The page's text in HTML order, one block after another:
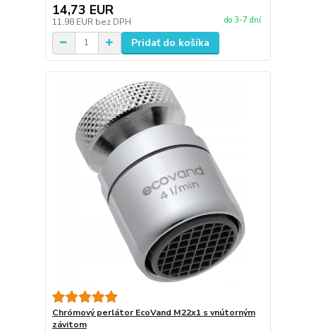
14,73 EUR
11,98 EUR bez DPH do 3-7 dní
Pridať do košíka
Chrómový perlátor EcoVand M22x1 s vnútorným
závitom